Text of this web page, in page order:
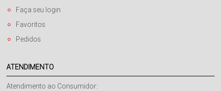
Faça seu login
Favoritos
Pedidos
ATENDIMENTO
Atendimento ao Consumidor: